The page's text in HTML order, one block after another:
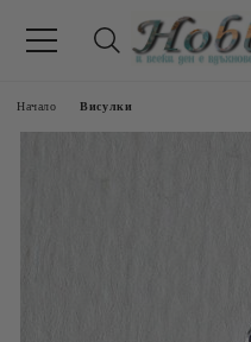
Начало Висулки